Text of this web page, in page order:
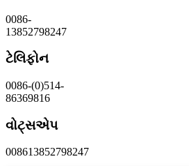
0086-
13852798247
ટેલિફોન
0086-(0)514-
86369816
વોટ્સએપ
008613852798247